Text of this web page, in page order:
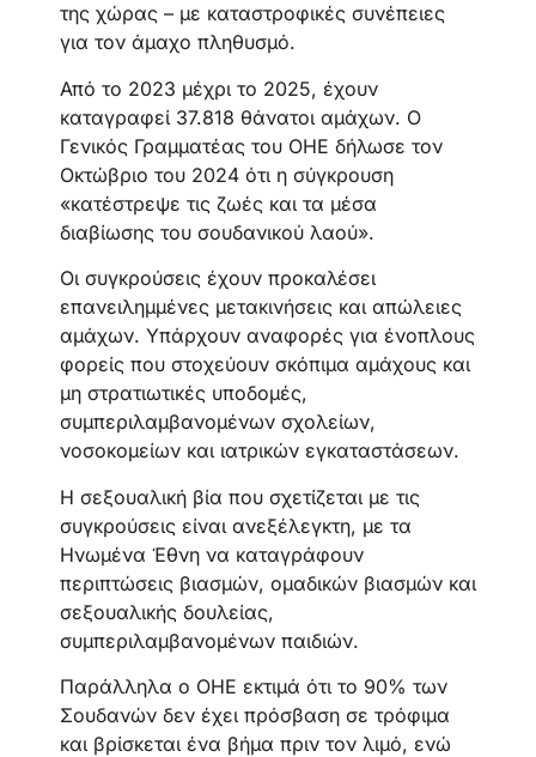
της χώρας – με καταστροφικές συνέπειες
για τον άμαχο πληθυσμό.
Από το 2023 μέχρι το 2025, έχουν
καταγραφεί 37.818 θάνατοι αμάχων. Ο
Γενικός Γραμματέας του ΟΗΕ δήλωσε τον
Οκτώβριο του 2024 ότι η σύγκρουση
«κατέστρεψε τις ζωές και τα μέσα
διαβίωσης του σουδανικού λαού».
Οι συγκρούσεις έχουν προκαλέσει
επανειλημμένες μετακινήσεις και απώλειες
αμάχων. Υπάρχουν αναφορές για ένοπλους
φορείς που στοχεύουν σκόπιμα αμάχους και
μη στρατιωτικές υποδομές,
συμπεριλαμβανομένων σχολείων,
νοσοκομείων και ιατρικών εγκαταστάσεων.
Η σεξουαλική βία που σχετίζεται με τις
συγκρούσεις είναι ανεξέλεγκτη, με τα
Ηνωμένα Έθνη να καταγράφουν
περιπτώσεις βιασμών, ομαδικών βιασμών και
σεξουαλικής δουλείας,
συμπεριλαμβανομένων παιδιών.
Παράλληλα ο ΟΗΕ εκτιμά ότι το 90% των
Σουδανών δεν έχει πρόσβαση σε τρόφιμα
και βρίσκεται ένα βήμα πριν τον λιμό, ενώ